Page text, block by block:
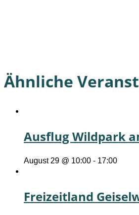
Ähnliche
Ausflug Wildpark
August 29 @ 10:00 - 17:00
Freizeitland